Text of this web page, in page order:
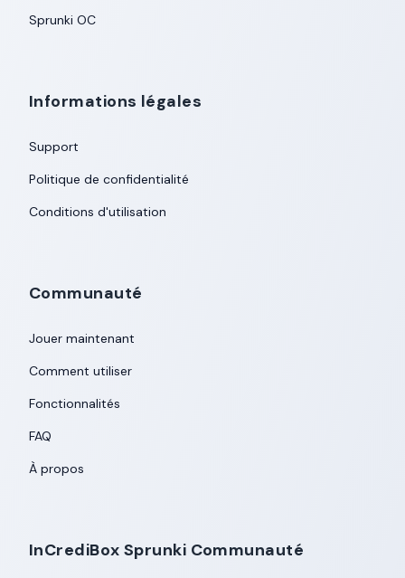
Sprunki OC
Informations légales
Support
Politique de confidentialité
Conditions d'utilisation
Communauté
Jouer maintenant
Comment utiliser
Fonctionnalités
FAQ
À propos
InCrediBox Sprunki Communauté